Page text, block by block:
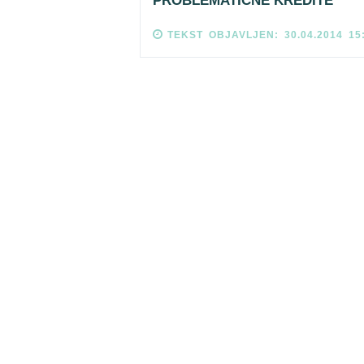
TEKST OBJAVLJEN: 30.04.2014